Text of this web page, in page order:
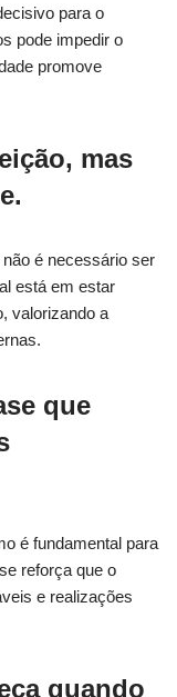
para o
pode impedir o
promove
mas
é necessário ser
está em estar
valorizando a
que
é fundamental para
reforça que o
e realizações
quando